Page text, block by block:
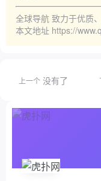
全球导航 致力于优质
本文地址 https://
上一个 没有了